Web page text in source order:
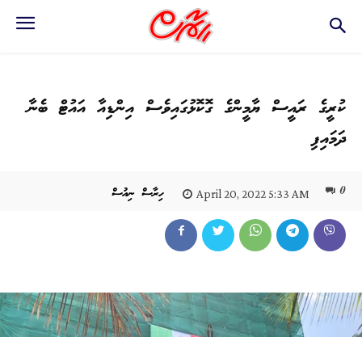
ކުރީގެ ރައީސް ޔާމީންގެ ގޮކޮޅުގައިވެސް އިންޑިއާ އައުޓް ބެނާ
ދަމައިފި
ހިރާސް ނިއުސް April 20, 2022 5:33 AM 0